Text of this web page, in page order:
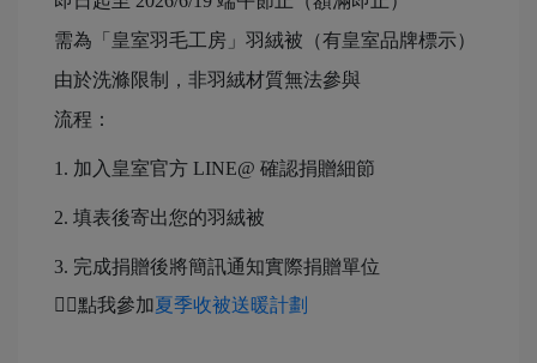
需為「皇室羽毛工房」羽絨被（有皇室品牌標示）
由於洗滌限制，非羽絨材質無法參與
流程：
1. 加入皇室官方 LINE@ 確認捐贈細節
2. 填表後寄出您的羽絨被
3. 完成捐贈後將簡訊通知實際捐贈單位
👉🏻點我參加夏季收被送暖計劃